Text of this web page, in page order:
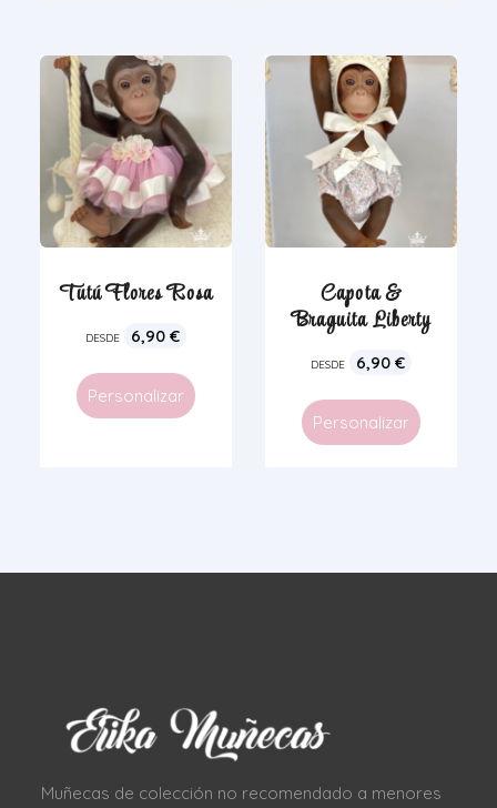
Tutú Flores Rosa
DESDE 6,90 €
Personalizar
Capota &
Braguita Liberty
DESDE 6,90€
Personalizar
Muñecas de colección no recomendado a menores